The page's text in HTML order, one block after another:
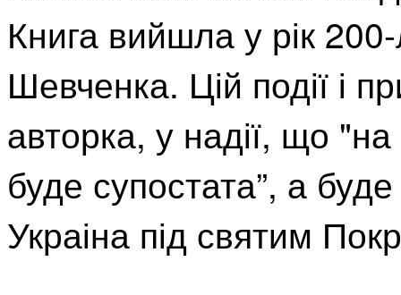
Книга вийшла у рік
Шевченка. Цій події і
авторка, у надії, що
буде супостата”, а
Украіна під святим